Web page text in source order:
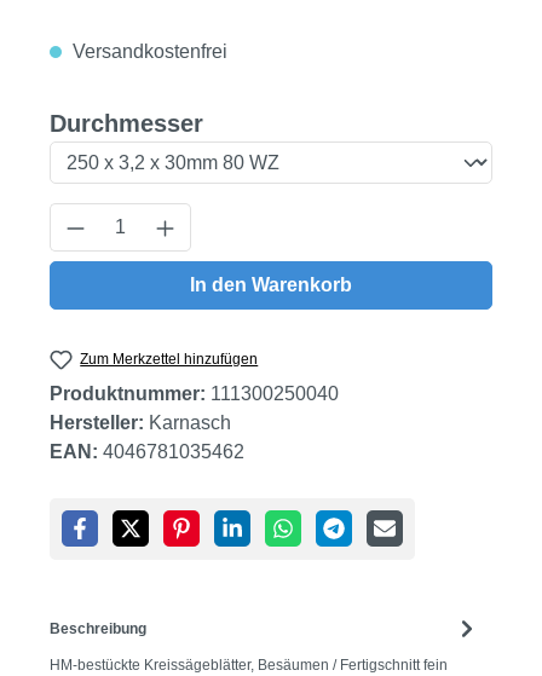
Versandkostenfrei
Durchmesserauswählen
Produkt Anzahl: Gib den gewünschten
In den Warenkorb
Zum Merkzettel hinzufügen
Produktnummer: 111300250040
Hersteller: Karnasch
EAN: 4046781035462
Beschreibung
HM-bestückte Kreissägeblätter, Besäumen / Fertigschnitt fein